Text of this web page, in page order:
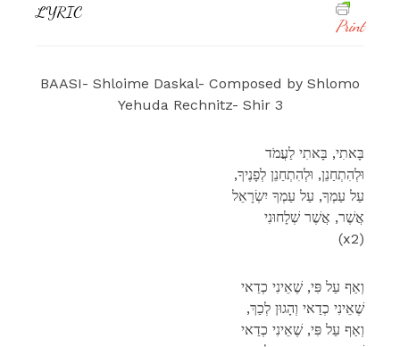
LYRIC
Print
BAASI- Shloime Daskal- Composed by Shlomo
Yehuda Rechnitz- Shir 3
בָּאתִי, בָּאתִי לַעֲמֹד
,וּלְהִתְחַנֵן, וּלְהִתְחַנֵן לְפָנֶיךָ
עַל עַמְךָ, עַל עַמְךָ יִשְׂרָאֵל
אֲשֶׁר, אֲשֶׁר שְׁלָחוּנִי
(x2)
וְאַף עַל פִּי, שֶׁאֵינִי כְדַאי
,שֶׁאֵינִי כְדַאי וְהָגוּן לְכַךְ
וְאַף עַל פִּי, שֶׁאֵינִי כְדַאי